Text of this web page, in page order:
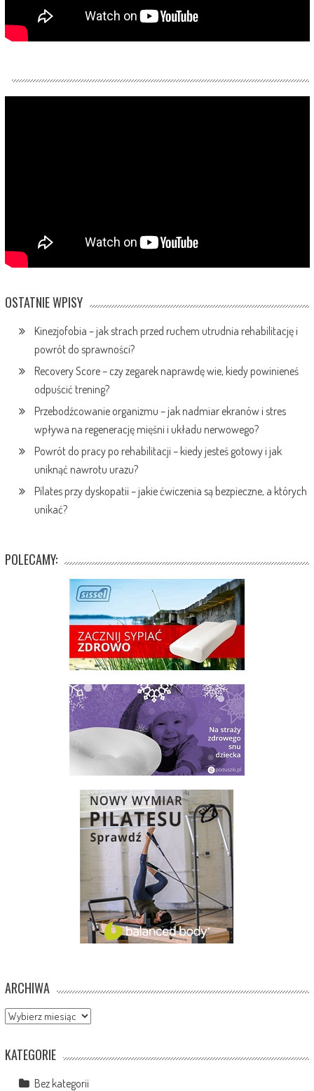
OSTATNIE WPISY
Kinezjofobia – jak strach przed ruchem utrudnia rehabilitację i
powrót do sprawności?
Recovery Score – czy zegarek naprawdę wie, kiedy powinieneś
odpuścić trening?
Przebodźcowanie organizmu – jak nadmiar ekranów i stres
wpływa na regenerację mięśni i układu nerwowego?
Powrót do pracy po rehabilitacji – kiedy jesteś gotowy i jak
uniknąć nawrotu urazu?
Pilates przy dyskopatii – jakie ćwiczenia są bezpieczne, a których
unikać?
POLECAMY:
ARCHIWA
Archiwa
KATEGORIE
Bez kategorii